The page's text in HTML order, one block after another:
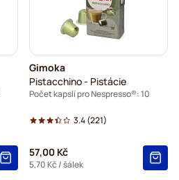
Gimoka
Pistacchino - Pistácie
Počet kapslí pro Nespresso®: 10
3.4(221)
57,00 Kč
5,70 Kč / šálek